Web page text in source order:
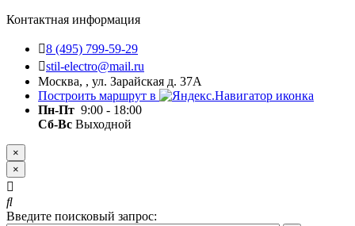
Контактная информация
8 (495) 799-59-29
stil-electro@mail.ru
Москва, , ул. Зарайская д. 37А
Построить маршрут в
Пн-Пт 9:00 - 18:00
Сб-Вс Выходной
×
×
Введите поисковый запрос: